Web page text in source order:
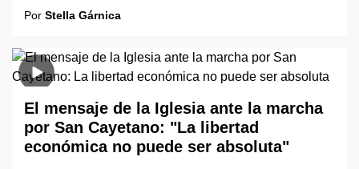
Por Stella Gárnica
El mensaje de la Iglesia ante la marcha
por San Cayetano: "La libertad
económica no puede ser absoluta"